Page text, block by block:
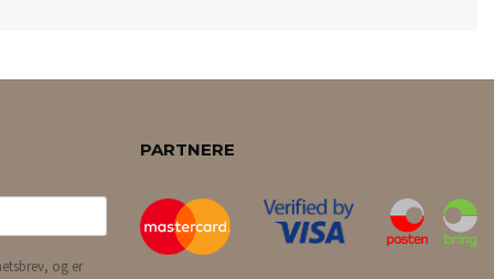
og er
PARTNERE